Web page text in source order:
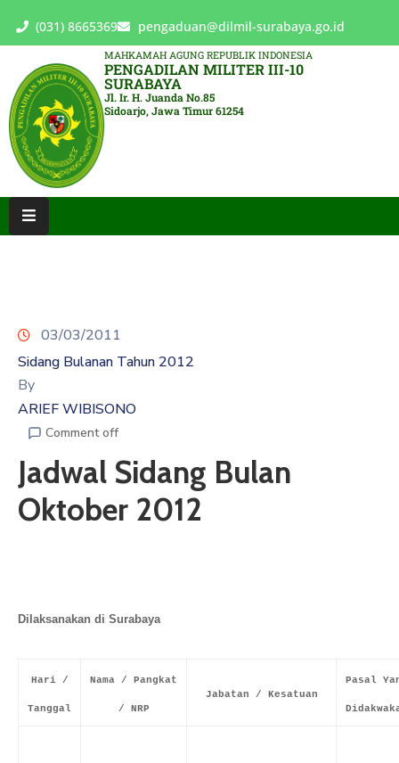
(031) 8665369 pengaduan@dilmil-surabaya.go.id
MAHKAMAH AGUNG REPUBLIK INDONESIA
PENGADILAN MILITER III-10
SURABAYA
Jl. Ir. H. Juanda No.85
Sidoarjo, Jawa Timur 61254
BERANDA
TENTANG
PENGADILAN
LAYANAN
HUKUM
LAYANAN
KINERJA
RB
ARTIKEL
GALERI
HUBUNGI
03/03/2011
Sidang Bulanan Tahun 2012
By
ARIEF WIBISONO
Comment off
Jadwal Sidang Bulan
Oktober 2012
Dilaksanakan di Surabaya
Hari /
Tanggal
Nama / Pangkat
/ NRP
Jabatan / Kesatuan
Pasal